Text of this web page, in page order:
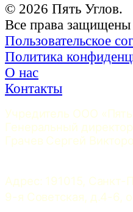
© 2026 Пять Углов.
Все права защищены
Пользовательское
Политика
О нас
Контакты
Учредитель ООО «Пять
Генеральный
Грачев Сергей
Адрес: 191015, Санкт-
9-я Советская, д.4-6,